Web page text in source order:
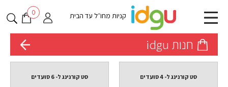
קניות מחו״ל עד הבית 0
חנות idgu
סט קורנינג ל- 4 סועדים סט קורנינג ל- 6 סועדים